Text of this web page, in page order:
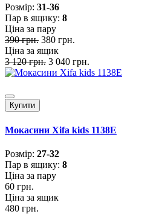
Розмiр: 31-36
Пар в ящику: 8
Ціна за пару
390 грн. 380 грн.
Ціна за ящик
3 120 грн. 3 040 грн.
Купити
Мокасини Xifa kids 1138E
Розмiр: 27-32
Пар в ящику: 8
Ціна за пару
60 грн.
Ціна за ящик
480 грн.